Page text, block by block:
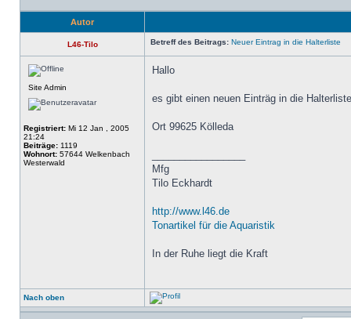
Autor
L46-Tilo Betreff des Beitrags: Neuer Eintrag in die Halterliste
Site Admin
Registriert: Mi 12 Jan , 2005
21:24
Beiträge: 1119
Wohnort: 57644 Welkenbach
Westerwald
Hallo
es gibt einen neuen Einträg in die
Ort 99625 Kölleda
Mfg
Tilo Eckhardt
http://www.l46.de
Tonartikel für die Aquaristik
In der Ruhe liegt die Kraft
Nach oben